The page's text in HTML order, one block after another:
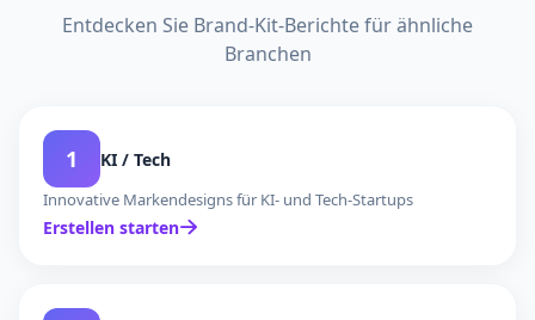
Entdecken Sie Brand-Kit-Berichte für ähnliche
Branchen
1 KI / Tech
Innovative Markendesigns für KI- und Tech-Startups
Erstellen starten